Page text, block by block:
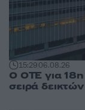
15:2906.08.26
Ο ΟΤΕ για
σειρά